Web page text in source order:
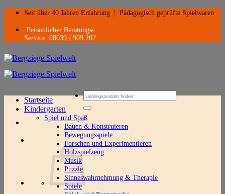
Zum
springen
Seit über 40 Jahren Erfahrung Pädagogisch geprüfte Spielwaren
Persönlicher Beratungs-
Service: 08039 / 909 202
Suchen
nach:
Startseite
Kindergarten
Spiel und Spaß
Bauen & Konstruieren
Bewegungsspiele
Forschen und Experimentieren
Holzspielzeug
Musik
Puzzle
Sinneswahrnehmung & Therapie
Spiele